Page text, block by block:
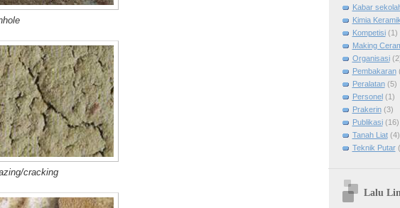
cracking
Kabar
Kimia
Kompetisi (1)
Making
Organisasi
Pembakaran
Peralatan (5)
Personel (1)
Prakerin (3)
Publikasi (16)
Tanah Liat (4)
Teknik Putar
Lalu